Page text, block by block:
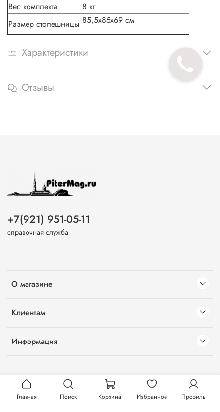
Вес комплекта
8 кг
Размер столешницы 85,5х85х69 см
Характеристики
Отзывы
О магазине
Клиентам
Информация
+7(921) 951-05-11
справочная служба
Главная Поиск Корзина Избранное Профиль